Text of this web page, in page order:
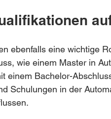
ebenfalls eine wichtige
wie einem Master in
einem Bachelor-
Schulungen in der